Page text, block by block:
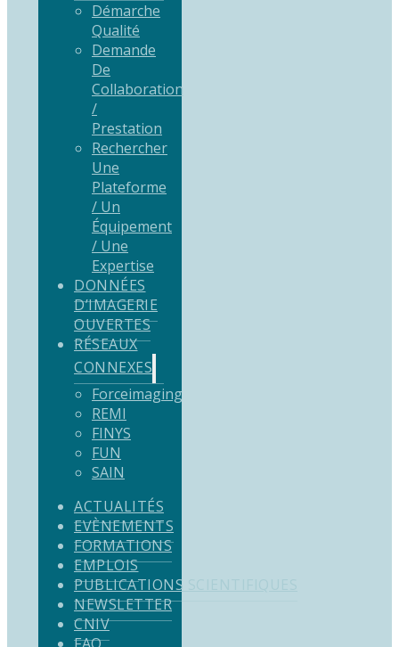
Démarche
Qualité
Demande
De
Collaboration
/
Prestation
Rechercher
Une
Plateforme
/ Un
Équipement
/ Une
Expertise
DONNÉES
D’IMAGERIE
OUVERTES
RÉSEAUX
CONNEXES
Forceimaging
REMI
FINYS
FUN
SAIN
ACTUALITÉS
EVÈNEMENTS
FORMATIONS
EMPLOIS
PUBLICATIONS SCIENTIFIQUES
NEWSLETTER
CNIV